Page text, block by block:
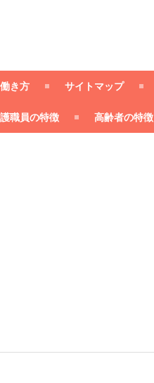
き方 サイトマップ
職員の特徴 高齢者の特徴